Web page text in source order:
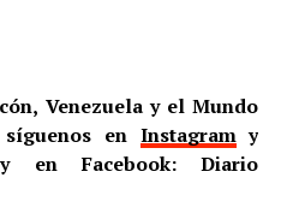
Venezuela y el Mundo
síguenos en Instagramy
en Facebook: Diario